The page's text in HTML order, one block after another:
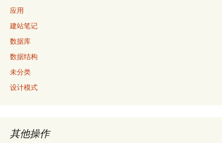
应用
建站笔记
数据库
数据结构
未分类
设计模式
其他操作